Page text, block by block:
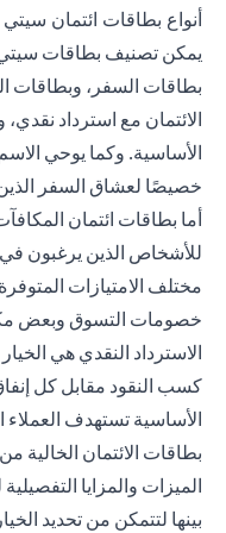
أنواع بطاقات ائتمان سيتي
يمكن تصنيف بطاقات
بطاقات السفر، وبطاقات
الائتمان مع استرداد نقدي،
الأساسية. وكما يوحي
خصيصًا لعشاق السفر
أما بطاقات ائتمان
للأشخاص الذين يرغبون
مختلف الامتيازات
خصومات التسوق وبعض
الاسترداد النقدي هي
كسب النقود مقابل كل
الأساسية تستهدف
بطاقات الائتمان الخالية
الميزات والمزايا
بينها لتتمكن من تحديد